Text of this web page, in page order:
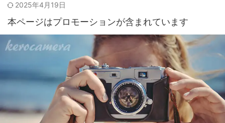
2025年4月19日
本ページはプロモーションが含まれています